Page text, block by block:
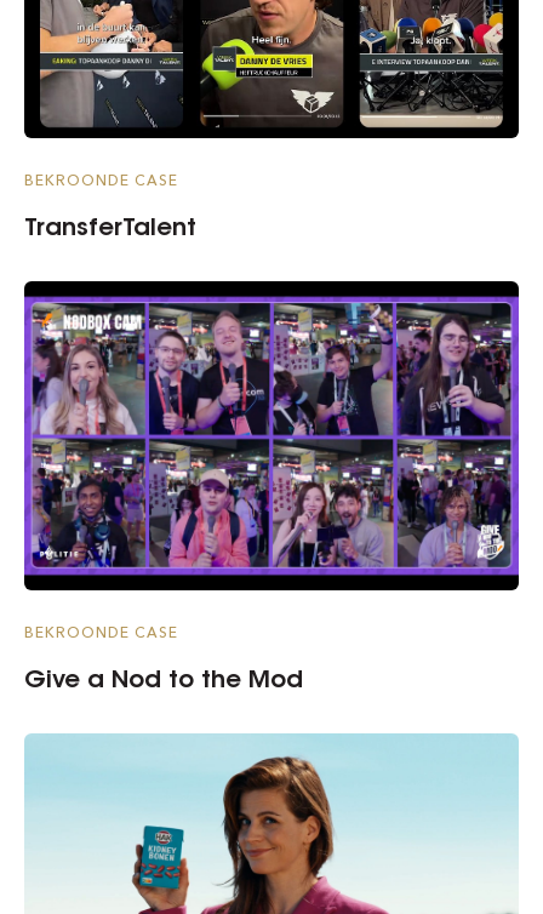
BEKROONDE CASE
TransferTalent
BEKROONDE CASE
Give a Nod to the Mod